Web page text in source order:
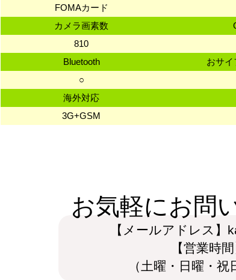
FOMAカード
カメラ画素数
810
Bluetooth
おサイ
○
海外対応
3G+GSM
お気軽にお問
【メールアドレス】
【営業時
（土曜・日曜・祝